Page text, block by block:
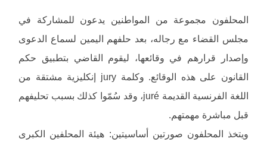
المحلفون مجموعة من المواطنين يدعون للمشاركة في
مجلس القضاء مع رجاله، بعد حلفهم اليمين لسماع الدعوى
وإصدار قرارهم في وقائعها، ليقوم القاضي بتطبيق حكم
القانون على هذه الوقائع. وكلمة jury إنكليزية مشتقة من
اللغة الفرنسية القديمة juré، وقد سُمّوا كذلك بسبب تحليفهم
قبل مباشرة مهمتهم.
ويتخذ المحلفون صورتين أساسيتين: هيئة المحلفين الكبرى